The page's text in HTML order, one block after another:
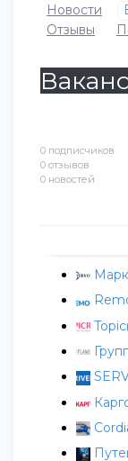
0 подписчиков
0 отзывов
0 новостей
Новости
Отзывы